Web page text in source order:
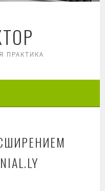
ПРАКТИКА